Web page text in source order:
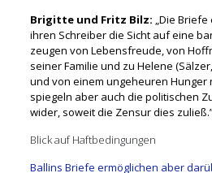
Brigitte und Fritz Bilz: „Die
ihren Schreiber die Sicht auf eine
zeugen von Lebensfreude, von
seiner Familie und zu Helene
und von einem ungeheuren Hunger
spiegeln aber auch die politischen
wider, soweit die Zensur dies
Blick auf Haftbedingungen
Ballins Briefe ermöglichen aber